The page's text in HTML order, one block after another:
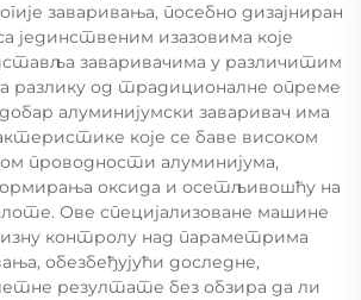
заваривања, посебно дизајниран
јединственим изазовима које
заваривачима у различитим
разлику од традиционалне опреме
алуминијумски заваривач има
које се баве високом
проводности алуминијума,
оксида и осетљивошћу на
Ове специјализоване машине
контролу над параметрима
обезбеђујући доследне,
резултате без обзира да ли